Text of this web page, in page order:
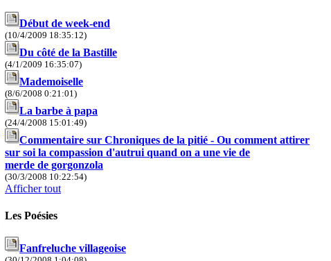
Début de week-end
(10/4/2009 18:35:12)
Du côté de la Bastille
(4/1/2009 16:35:07)
Mademoiselle
(8/6/2008 0:21:01)
La barbe à papa
(24/4/2008 15:01:49)
Commentaire sur Chroniques de la pitié - Ou comment attirer
sur soi la compassion d'autrui quand on a une vie de
merde de gorgonzola
(30/3/2008 10:22:54)
Afficher tout
Les Poésies
Fanfreluche villageoise